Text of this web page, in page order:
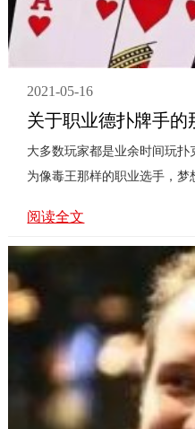
2021-05-16
关于职业德扑牌手的
大多数玩家都是业余时间玩
为像毒王那样的职业选手，
行...
阅读全文